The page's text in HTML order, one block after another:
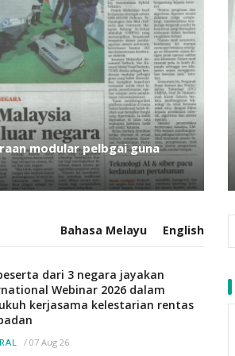
modular pelbgai guna
Bahasa Melayu English
dari 3 negara jayakan
Webinar 2026 dalam
kerjasama kelestarian rentas
/ 07 Aug 26